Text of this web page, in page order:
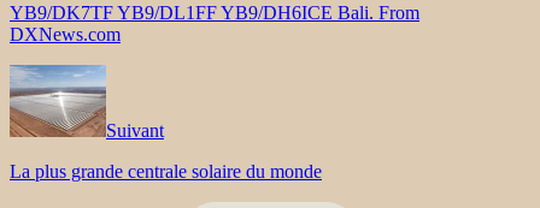
YB9/DK7TF YB9/DL1FF YB9/DH6ICE Bali. From
DXNews.com
Suivant
La plus grande centrale solaire du monde